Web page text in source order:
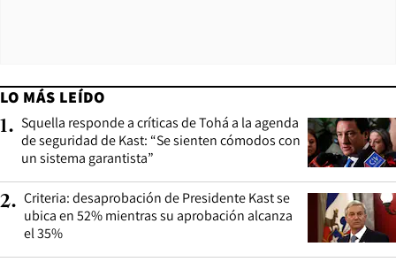
LO MÁS LEÍDO
1. Squella responde a críticas de Tohá a la agenda
de seguridad de Kast: “Se sienten cómodos con
un sistema garantista”
2. Criteria: desaprobación de Presidente Kast se
ubica en 52% mientras su aprobación alcanza
el 35%